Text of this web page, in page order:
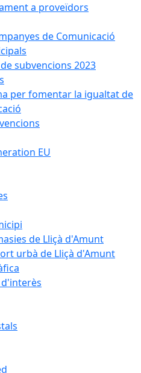
a proveïdors
de Comunicació
subvencions 2023
per fomentar la igualtat de
EU
de Lliçà d'Amunt
urbà de Lliçà d'Amunt